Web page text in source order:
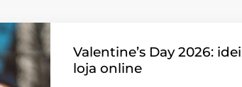
Valentine’s Day 2026:
loja online